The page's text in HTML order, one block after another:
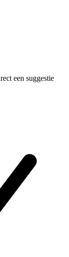
een suggestie